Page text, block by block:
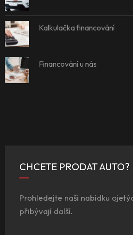
Kalkulačka financování
Financování u nás
CHCETE PRODAT AUTO?
Prohledejte naši nabídku
přibývají další.